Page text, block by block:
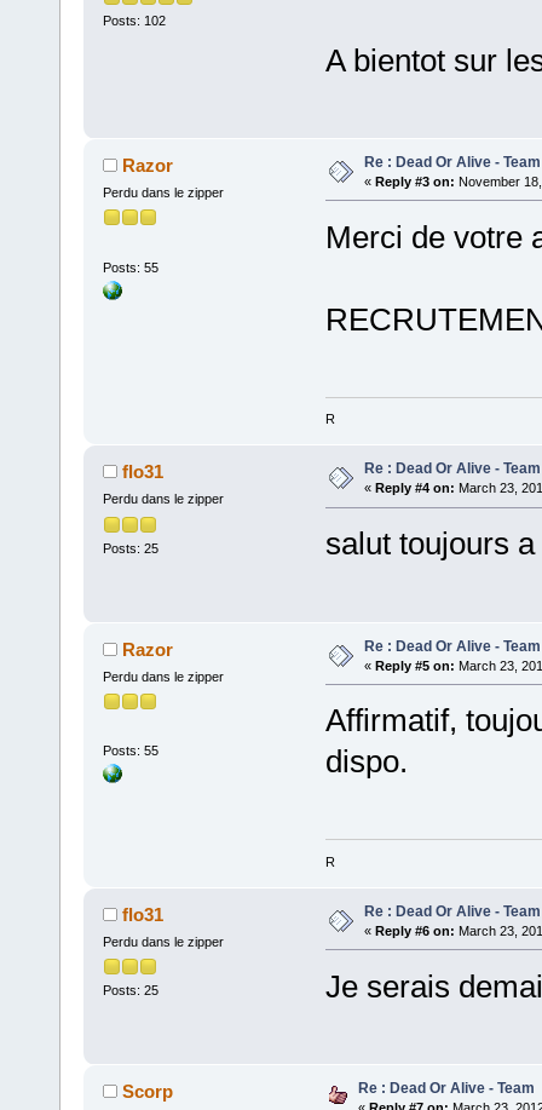
Posts: 102
A bientot sur
Razor
Perdu dans le zipper
Posts: 55
Re : Dead Or Alive - Team
« Reply #3 on: November
Merci de votre
R
flo31
Perdu dans le zipper
Posts: 25
Re : Dead Or Alive - Team
« Reply #4 on: March 23,
salut toujours
Razor
Perdu dans le zipper
Posts: 55
Re : Dead Or Alive - Team
« Reply #5 on: March 23,
Affirmatif,
dispo.
R
flo31
Perdu dans le zipper
Posts: 25
Re : Dead Or Alive - Team
« Reply #6 on: March 23,
Je serais
Scorp Re : Dead Or Alive - Team